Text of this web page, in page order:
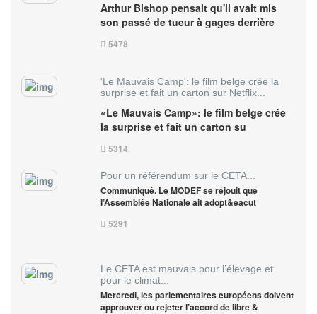
Arthur Bishop pensait qu'il avait mis
son passé de tueur à gages derrière
5478
'Le Mauvais Camp': le film belge crée la
surprise et fait un carton sur Netflix...
«Le Mauvais Camp»: le film belge crée
la surprise et fait un carton su
5314
Pour un référendum sur le CETA...
Communiqué. Le MODEF se réjouit que
l’Assemblée Nationale ait adopt&eacut
5291
Le CETA est mauvais pour l’élevage et
pour le climat...
Mercredi, les parlementaires européens doivent
approuver ou rejeter l’accord de libre &